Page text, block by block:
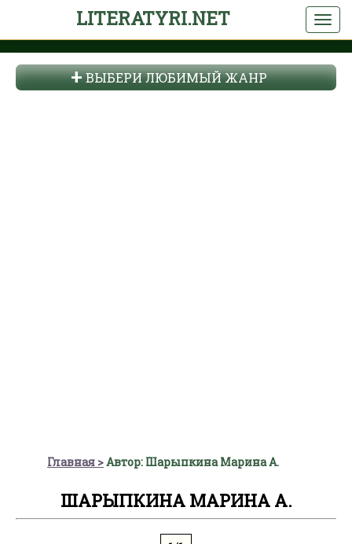
LITERATYRI.NET
ВЫБЕРИ ЛЮБИМЫЙ ЖАНР
Главная Автор: Шарыпкина Марина А.
ШАРЫПКИНА МАРИНА А.